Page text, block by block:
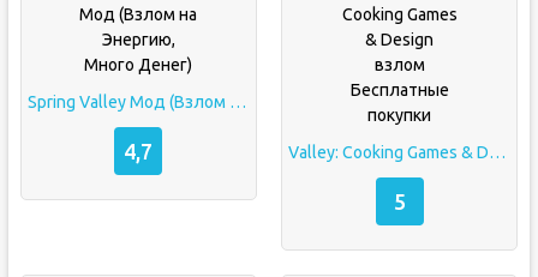
Spring Valley Мод (Взлом на Энергию, Много Денег)
4,7 Valley: Cooking Games & Design взлом Бесплатные покупки
5